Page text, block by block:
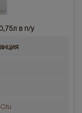
в п/у